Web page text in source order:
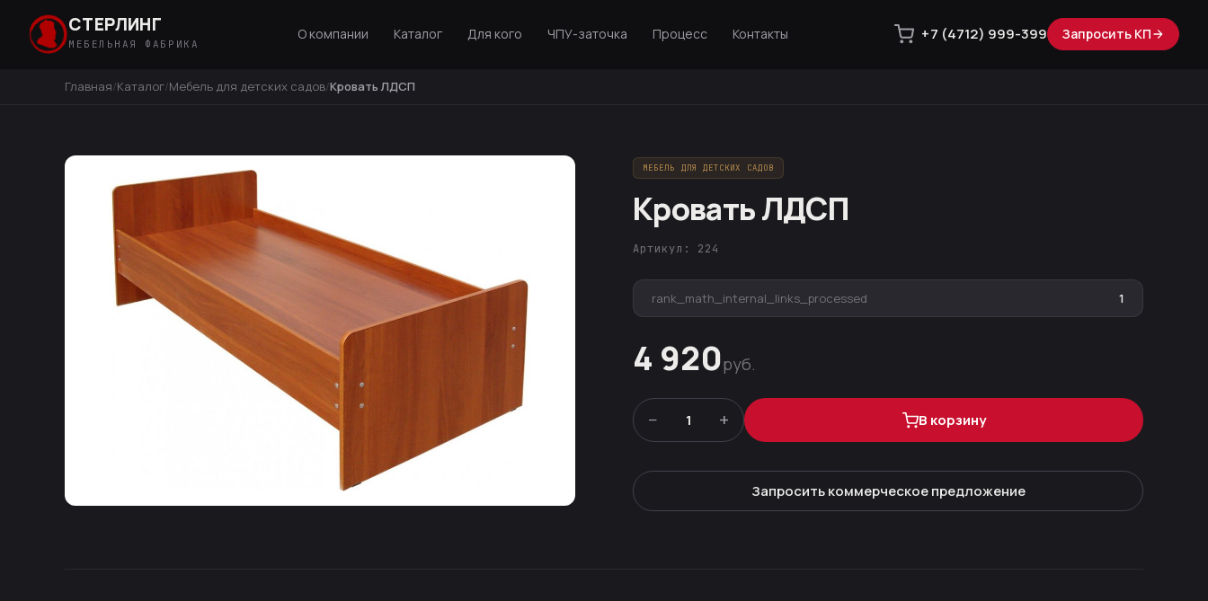
СТЕРЛИНГ
МЕБЕЛЬНАЯ ФАБРИКА
О компании Каталог Для кого ЧПУ-заточка Процесс Контакты +7 (4712) 999-399 Запросить КП
Главная Каталог Мебель для детских садов Кровать ЛДСП
МЕБЕЛЬ ДЛЯ ДЕТСКИХ САДОВ
Кровать ЛДСП
Артикул: 224
rank_math_internal_links_processed 1
4 920руб.
− 1 + В корзину
Запросить коммерческое предложение